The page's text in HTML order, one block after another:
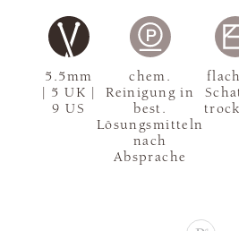
5.5mm
| 5 UK |
9 US
chem.
Reinigung in
best.
Lösungsmitteln
nach
Absprache